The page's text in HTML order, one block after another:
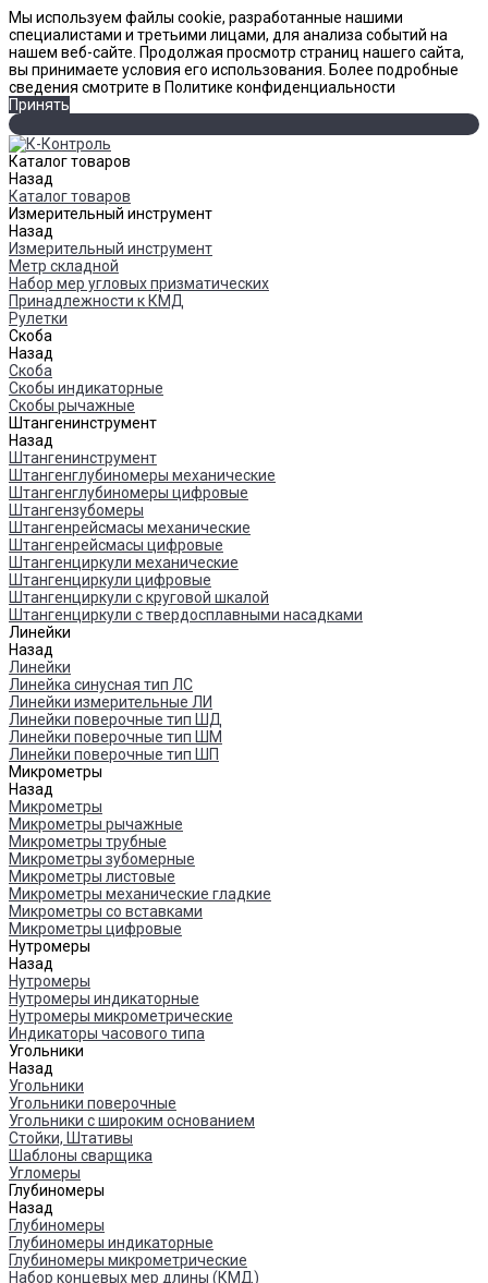
Мы используем файлы cookie, разработанные нашими
специалистами и третьими лицами, для анализа событий на
нашем веб-сайте. Продолжая просмотр страниц нашего сайта,
вы принимаете условия его использования. Более подробные
сведения смотрите в Политике конфиденциальности
Принять
Каталог товаров
Назад
Каталог товаров
Измерительный инструмент
Назад
Измерительный инструмент
Метр складной
Набор мер угловых призматических
Принадлежности к КМД
Рулетки
Скоба
Назад
Скоба
Скобы индикаторные
Скобы рычажные
Штангенинструмент
Назад
Штангенинструмент
Штангенглубиномеры механические
Штангенглубиномеры цифровые
Штангензубомеры
Штангенрейсмасы механические
Штангенрейсмасы цифровые
Штангенциркули механические
Штангенциркули цифровые
Штангенциркули с круговой шкалой
Штангенциркули с твердосплавными насадками
Линейки
Назад
Линейки
Линейка синусная тип ЛС
Линейки измерительные ЛИ
Линейки поверочные тип ШД
Линейки поверочные тип ШМ
Линейки поверочные тип ШП
Микрометры
Назад
Микрометры
Микрометры рычажные
Микрометры трубные
Микрометры зубомерные
Микрометры листовые
Микрометры механические гладкие
Микрометры со вставками
Микрометры цифровые
Нутромеры
Назад
Нутромеры
Нутромеры индикаторные
Нутромеры микрометрические
Индикаторы часового типа
Угольники
Назад
Угольники
Угольники поверочные
Угольники с широким основанием
Стойки, Штативы
Шаблоны сварщика
Угломеры
Глубиномеры
Назад
Глубиномеры
Глубиномеры индикаторные
Глубиномеры микрометрические
Набор концевых мер длины (КМД)